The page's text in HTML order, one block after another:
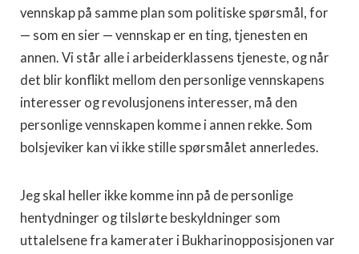
vennskap på samme plan som politiske spørsmål, for
— som en sier — vennskap er en ting, tjenesten en
annen. Vi står alle i arbeiderklassens tjeneste, og når
det blir konflikt mellom den personlige vennskapens
inter­esser og revolusjonens interesser, må den
personlige vennskapen komme i annen rekke. Som
bolsjeviker kan vi ikke stille spørsmålet annerledes.
Jeg skal heller ikke komme inn på de personlige
hentydninger og tilslørte beskyldninger som
uttalelsene fra kamerater i Bukharinopposisjonen var